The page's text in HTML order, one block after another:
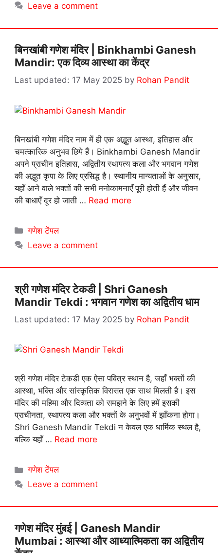
Leave a comment
बिनखांबी गणेश मंदिर | Binkhambi Ganesh
Mandir: एक दिव्य आस्था का केंद्र
17 May 2025 by Rohan Pandit
बिनखांबी गणेश मंदिर नाम में ही एक अद्भुत आस्था, इतिहास और
चमत्कारिक अनुभव छिपे हैं। Binkhambi Ganesh Mandir
अपने प्राचीन इतिहास, अद्वितीय स्थापत्य कला और भगवान गणेश
की अद्भुत कृपा के लिए प्रसिद्ध है। स्थानीय मान्यताओं के अनुसार,
यहाँ आने वाले भक्तों की सभी मनोकामनाएँ पूरी होती हैं और जीवन
की बाधाएँ दूर हो जाती … Read more
Categories
गणेश टेंपल
Leave a comment
श्री गणेश मंदिर टेकडी | Shri Ganesh
Mandir Tekdi : भगवान गणेश का अद्वितीय धाम
17 May 2025 by Rohan Pandit
श्री गणेश मंदिर टेकडी एक ऐसा पवित्र स्थान है, जहाँ भक्तों की
आस्था, भक्ति और सांस्कृतिक विरासत एक साथ मिलती है। इस
मंदिर की महिमा और दिव्यता को समझने के लिए हमें इसकी
प्राचीनता, स्थापत्य कला और भक्तों के अनुभवों में झाँकना होगा।
Shri Ganesh Mandir Tekdi न केवल एक धार्मिक स्थल है,
बल्कि यहाँ … Read more
Categories
गणेश टेंपल
Leave a comment
गणेश मंदिर मुंबई | Ganesh Mandir
Mumbai : आस्था और आध्यात्मिकता का अद्वितीय